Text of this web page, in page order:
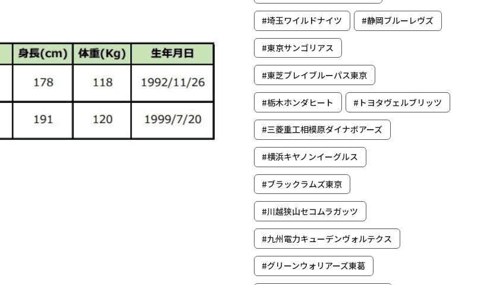
#埼玉ワイルドナイツ #静岡ブルーレヴズ
#東京サンゴリアス
#東芝ブレイブルーパス東京
#栃木ホンダヒート #トヨタヴェルブリッツ
#三菱重工相模原ダイナボアーズ
#横浜キヤノンイーグルス
#ブラックラムズ東京
#川越狭山セコムラガッツ
#九州電力キューデンヴォルテクス
#グリーンウォリアーズ東葛